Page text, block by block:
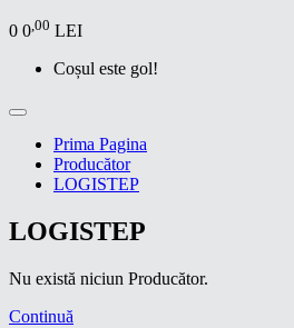
0 0,00 LEI
Coșul este gol!
Prima Pagina
Producător
LOGISTEP
LOGISTEP
Nu există niciun Producător.
Continuă